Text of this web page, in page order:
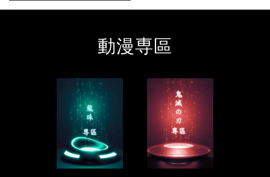
動漫専區